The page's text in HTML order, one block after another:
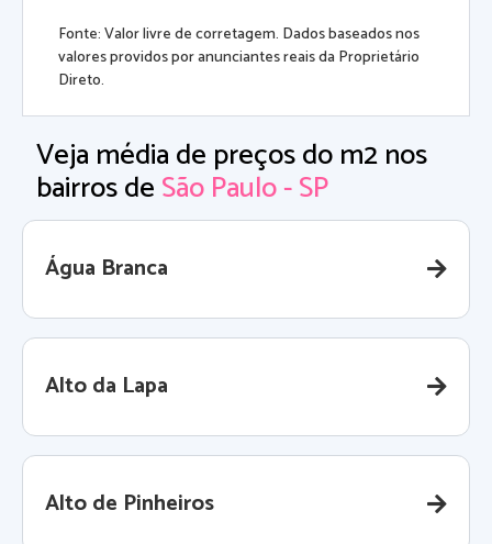
Fonte: Valor livre de corretagem. Dados baseados nos
valores providos por anunciantes reais da Proprietário
Direto.
Veja média de preços do m2 nos
bairros deSão Paulo - SP
Água Branca
Alto da Lapa
Alto de Pinheiros